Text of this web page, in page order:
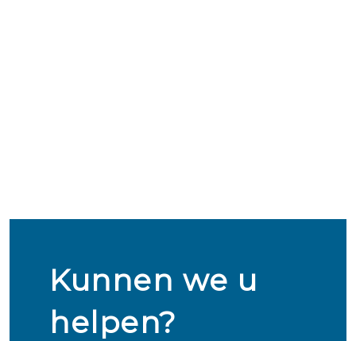
Kunnen we u
helpen?